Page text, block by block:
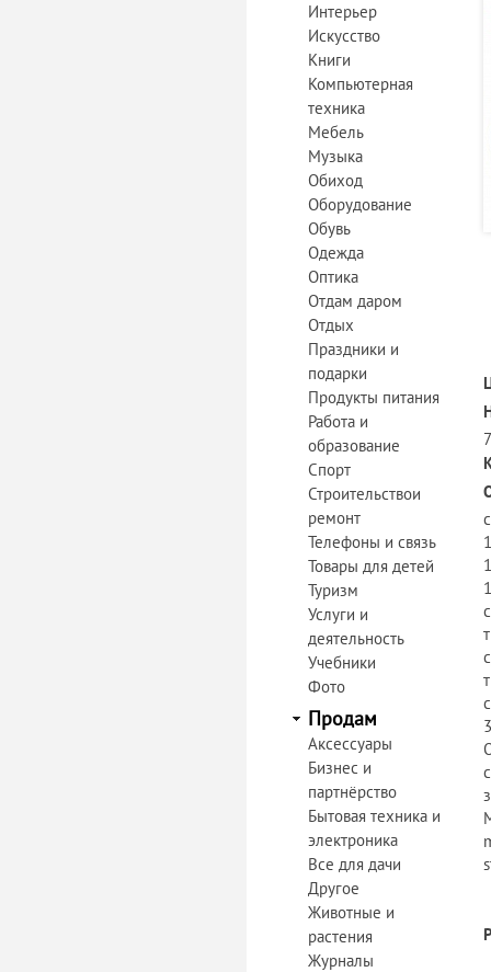
Интерьер
Искусство
Книги
Компьютерная
техника
Мебель
Музыка
Обиход
Оборудование
Обувь
Одежда
Оптика
Отдам даром
Отдых
Праздники и
подарки
Продукты питания
Работа и
образование
Спорт
Строительствои
ремонт
Телефоны и связь
Товары для детей
Туризм
Услуги и
деятельность
Учебники
Фото
Продам
Аксессуары
Бизнес и
партнёрство
Бытовая техника и
электроника
Все для дачи
Другое
Животные и
растения
Журналы